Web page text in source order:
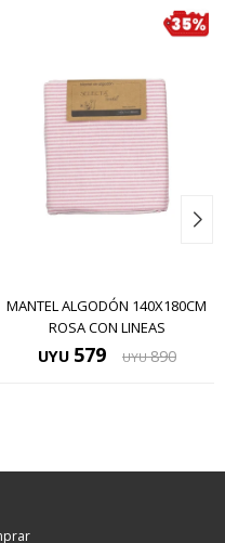
MANTEL ALGODÓN 140X180CM
ROSA CON LINEAS
UYU 579 UYU 890